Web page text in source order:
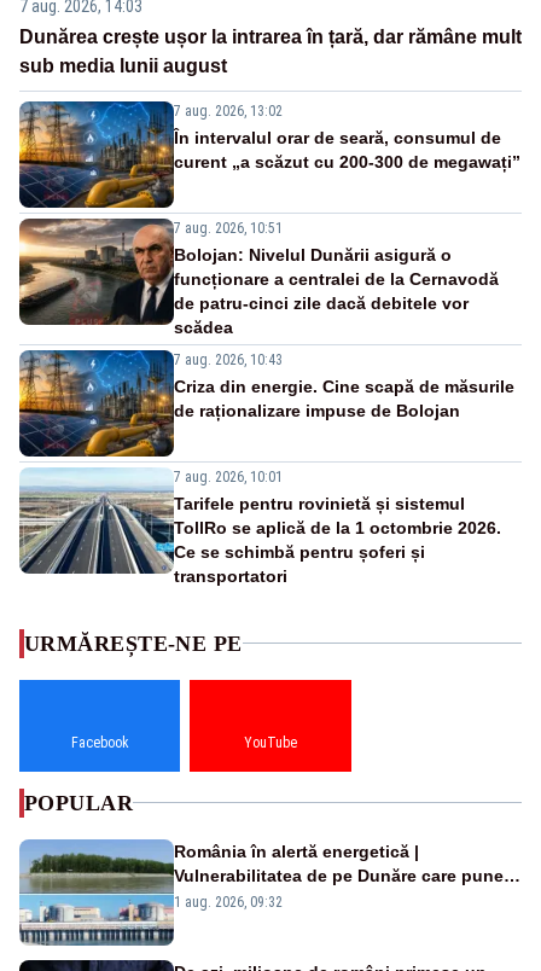
7 aug. 2026, 14:03
Dunărea crește ușor la intrarea în țară, dar rămâne mult
sub media lunii august
7 aug. 2026, 13:02
În intervalul orar de seară, consumul de
curent „a scăzut cu 200-300 de megawați”
7 aug. 2026, 10:51
Bolojan: Nivelul Dunării asigură o
funcționare a centralei de la Cernavodă
de patru-cinci zile dacă debitele vor
scădea
7 aug. 2026, 10:43
Criza din energie. Cine scapă de măsurile
de raționalizare impuse de Bolojan
7 aug. 2026, 10:01
Tarifele pentru rovinietă și sistemul
TollRo se aplică de la 1 octombrie 2026.
Ce se schimbă pentru șoferi și
transportatori
URMĂREȘTE-NE PE
Facebook YouTube
POPULAR
România în alertă energetică |
Vulnerabilitatea de pe Dunăre care pune
în pericol Centrala Cernavodă era
1 aug. 2026, 09:32